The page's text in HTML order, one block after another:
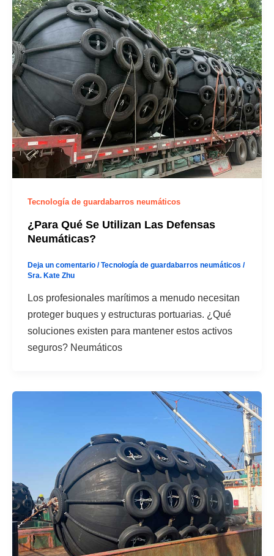
Tecnología de guardabarros neumáticos
¿Para Qué Se Utilizan Las Defensas
Neumáticas?
Deja un comentario /Tecnología de guardabarros neumáticos /
Sra. Kate Zhu
Los profesionales marítimos a menudo necesitan
proteger buques y estructuras portuarias. ¿Qué
soluciones existen para mantener estos activos
seguros? Neumáticos